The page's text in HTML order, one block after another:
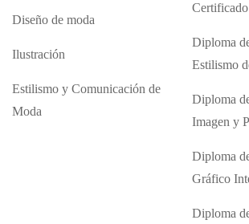
Diseño de moda
Ilustración
Estilismo y Comunicación de
Moda
Diploma
Estilismo
Diploma
Imagen y
Diploma
Gráfico
Diploma